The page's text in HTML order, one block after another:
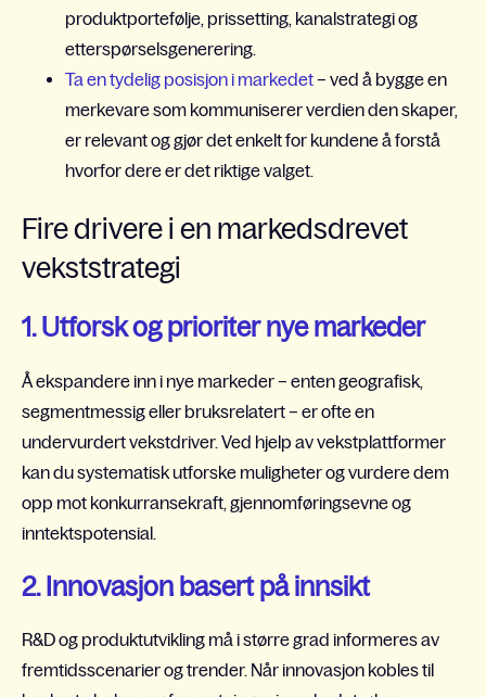
produktportefølje, prissetting, kanalstrategi og
etterspørselsgenerering.
Ta en tydelig posisjon i markedet– ved å bygge en
merkevare som kommuniserer verdien den skaper,
er relevant og gjør det enkelt for kundene å forstå
hvorfor dere er det riktige valget.
Fire drivere i en markedsdrevet
vekststrategi
1. Utforsk og prioriter nye markeder
Å ekspandere inn i nye markeder – enten geografisk,
segmentmessig eller bruksrelatert – er ofte en
undervurdert vekstdriver. Ved hjelp av vekstplattformer
kan du systematisk utforske muligheter og vurdere dem
opp mot konkurransekraft, gjennomføringsevne og
inntektspotensial.
2. Innovasjon basert på innsikt
R&D og produktutvikling må i større grad informeres av
fremtidsscenarier og trender. Når innovasjon kobles til